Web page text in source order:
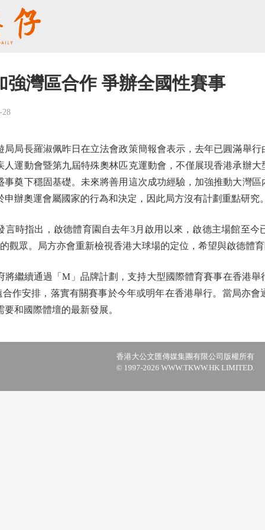
強灣區合作 爭辦全國性賽事
28
長羅淑佩昨日在立法會政策簡報會表示，去年已圓滿舉行
人運動會暨第九屆特殊奧林匹克運動會，不僅展現香港承辦
事奠下穩固基礎。未來將善用這次成功經驗，加強推動大灣
辦奧運會屬國家的行為和決定，因此局方沒有計劃重點研究。
指出，啟德體育園自去年3月啟用以來，啟德主場館至今
觀眾。局方亦會重新檢視香港大球場的定位，希望與啟德體育
續通過「M」品牌計劃，支持大型國際體育賽事在香港舉
作安排，落實有關賽事於今年或明年在香港舉行。當局亦
和國際體壇的最新發展。
香港大公文匯傳媒集團有限公司版權所有
© 1997-2026 WWW.TKWW.HK LIMITED.